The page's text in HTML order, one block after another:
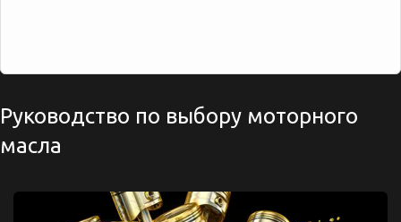
Руководство по выбору моторного
масла